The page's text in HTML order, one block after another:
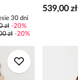
30 dni
zł -20%
zł -20%
539,00 zł